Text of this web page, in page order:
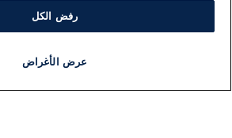
رفض الكل
عرض الأغراض